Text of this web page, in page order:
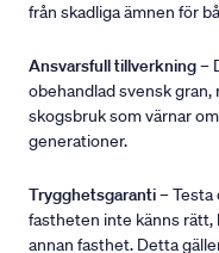
från skadliga ämnen för
Ansvarsfull tillverkning–
obehandlad svensk
skogsbruk som värnar
generationer.
Trygghetsgaranti– Testa
fastheten inte känns rätt,
annan fasthet. Detta